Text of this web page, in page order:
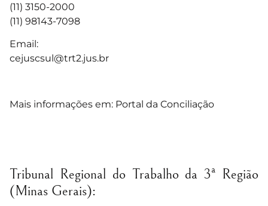
(11) 3150-2000
(11) 98143-7098
Email:
cejuscsul@trt2.jus.br
Mais informações em: Portal da Conciliação
Tribunal Regional do Trabalho da 3ª Região
(Minas Gerais):